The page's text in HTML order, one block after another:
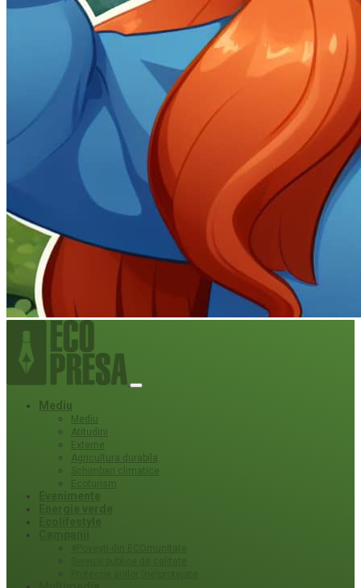
Mediu
Mediu
Atitudini
Externe
Agricultura durabila
Schimbari climatice
Ecoturism